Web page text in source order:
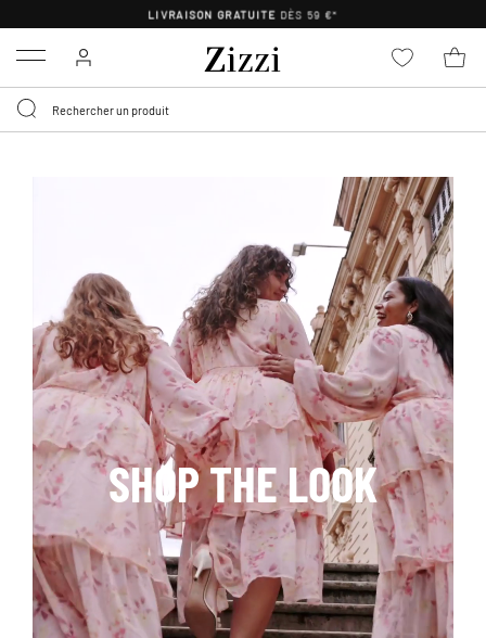
POLITIQUE DE RETOUR DE30 JOURS
Menu
SHOP THE LOOK